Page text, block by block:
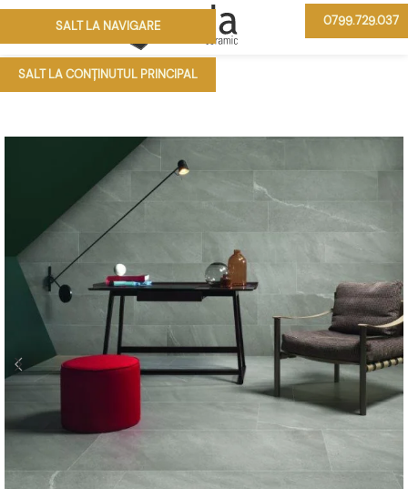
SALT LA NAVIGARE
SALT LA CONȚINUTUL PRINCIPAL
0799.729.037